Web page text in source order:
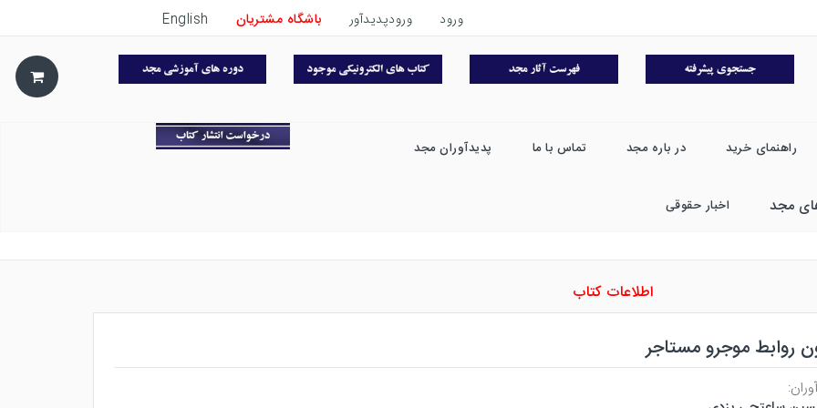
ورود ورودپدیدآور باشگاه مشتریان English
راهنمای خرید در باره مجد تماس با ما پدیدآوران مجد
مجد اخبار حقوقی
اطلاعات کتاب
روابط موجرو مستاجر